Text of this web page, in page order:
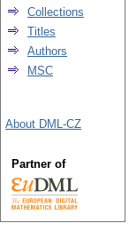
Collections
Titles
Authors
MSC
About DML-CZ
Partner of